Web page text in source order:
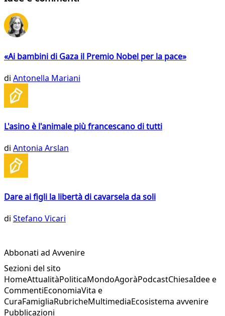
«Ai bambini di Gaza il Premio Nobel per la pace»
di Antonella Mariani
L'asino è l'animale più francescano di tutti
di Antonia Arslan
Dare ai figli la libertà di cavarsela da soli
di Stefano Vicari
Abbonati ad Avvenire
Sezioni del sito
HomeAttualitàPoliticaMondoAgoràPodcastChiesaIdee e
CommentiEconomiaVita e
CuraFamigliaRubricheMultimediaEcosistema avvenire
Pubblicazioni